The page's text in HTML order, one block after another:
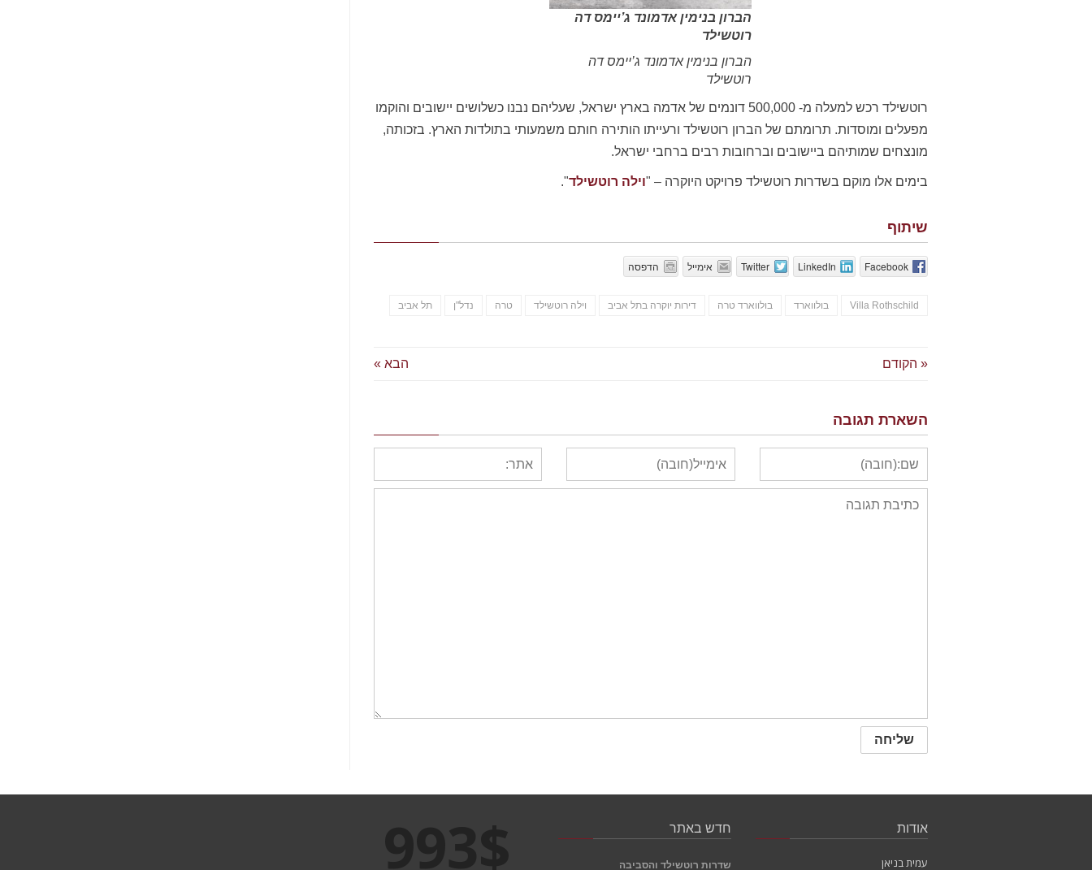
הברון בנימין אדמונד ג’יימס דה
רוטשילד
הברון בנימין אדמונד ג’יימס דה
רוטשילד
רוטשילד רכש למעלה מ- 500,000 דונמים של אדמה בארץ ישראל, שעליהם נבנו כשלושים יישובים והוקמו
מפעלים ומוסדות. תרומתם של הברון רוטשילד ורעייתו הותירה חותם משמעותי בתולדות הארץ. בזכותה,
מונצחים שמותיהם ביישובים וברחובות רבים ברחבי ישראל.
בימים אלו מוקם בשדרות רוטשילד פרויקט היוקרה – "וילה רוטשילד".
שיתוף
Facebook
LinkedIn
Twitter אימייל הדפסה
Villa Rothschild בולווארד בולווארד טרה דירות יוקרה בתל אביב וילה רוטשילד טרה נדל"ן תל אביב
« הקודם הבא »
השארת תגובה
אודות
עמית בניאן
חדש באתר
שדרות רוטשילד והסביבה 1000$